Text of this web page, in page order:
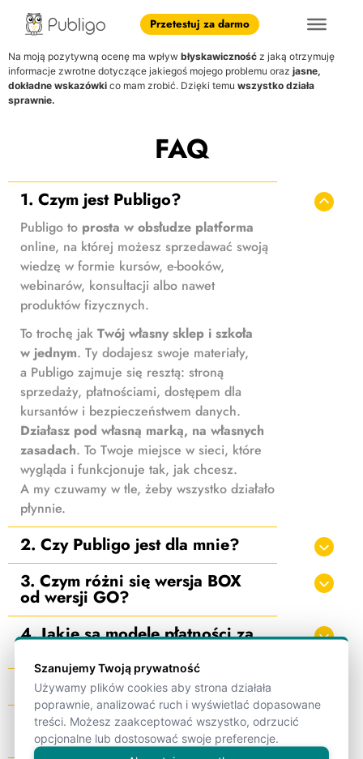
Przetestuj za darmo
Na moją pozytywną ocenę ma wpływ błyskawiczność z jaką otrzymuję
informacje zwrotne dotyczące jakiegoś mojego problemu oraz jasne,
dokładne wskazówki co mam zrobić. Dzięki temu wszystko działa
sprawnie.
FAQ
1. Czym jest Publigo?
Publigo to prosta w obsłudze platforma
online, na której możesz sprzedawać swoją
wiedzę w formie kursów, e-booków,
webinarów, konsultacji albo nawet
produktów fizycznych.
To trochę jak Twój własny sklep i szkoła
w jednym. Ty dodajesz swoje materiały,
a Publigo zajmuje się resztą: stroną
sprzedaży, płatnościami, dostępem dla
kursantów i bezpieczeństwem danych.
Działasz pod własną marką, na własnych
zasadach. To Twoje miejsce w sieci, które
wygląda i funkcjonuje tak, jak chcesz.
A my czuwamy w tle, żeby wszystko działało
płynnie.
2. Czy Publigo jest dla mnie?
3. Czym różni się wersja BOX
od wersji GO?
4. Jakie są modele płatności za
5. Ile wynoszą ceny brutto?
6. Czy poniosę dodatkowe
koszty poza abonamentem?
Szanujemy Twoją prywatność
Używamy plików cookies aby strona działała
poprawnie, analizować ruch i wyświetlać dopasowane
treści. Możesz zaakceptować wszystko, odrzucić
opcjonalne lub dostosować swoje preferencje.